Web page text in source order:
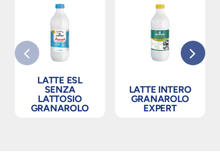
LATTE ESL
SENZA
LATTOSIO
GRANAROLO
LATTE INTERO
GRANAROLO
EXPERT